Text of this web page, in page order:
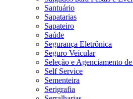
Santuário
Sapatarias
Sapateiro
Saúde
Segurança Eletrônica
Seguro Veícular
Seleção e Agenciamento
Self Service
Sementeira
Serigrafia